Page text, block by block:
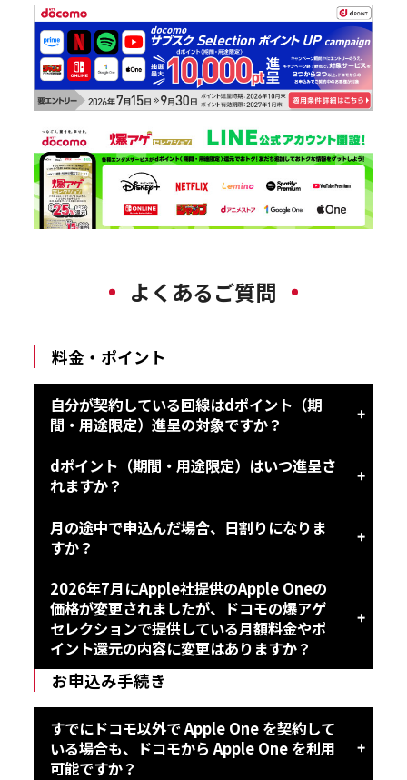
よくあるご質問
料金・ポイント
自分が契約している回線はdポイント（期
間・用途限定）進呈の対象ですか？
dポイント（期間・用途限定）はいつ進呈さ
れますか？
月の途中で申込んだ場合、日割りになりま
すか？
2026年7月にApple社提供のApple Oneの
価格が変更されましたが、ドコモの爆アゲ
セレクションで提供している月額料金やポ
イント還元の内容に変更はありますか？
お申込み手続き
すでにドコモ以外で Apple One を契約して
いる場合も、ドコモから Apple One を利用
可能ですか？